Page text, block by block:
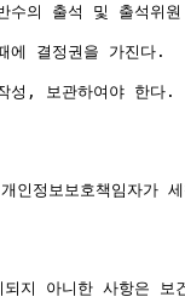
수의 출석 및 출석위
에 결정권을 가진다.
성, 보관하여야 한다.
인정보보호책임자가
지 아니한 사항은 보